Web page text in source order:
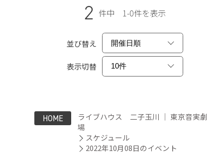
2 件中 1-0件を表示
並び替え
表示切替
HOME
ライブハウス 二子玉川 ｜ 東京音実劇
場
スケジュール
2022年10月08日のイベント